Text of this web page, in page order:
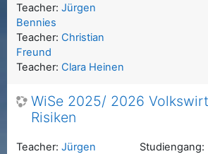
Teacher: Jürgen
Bennies
Teacher: Christian
Freund
Teacher: Clara Heinen
WiSe 2025/ 2026
Risiken
Studiengang:
Teacher: Jürgen